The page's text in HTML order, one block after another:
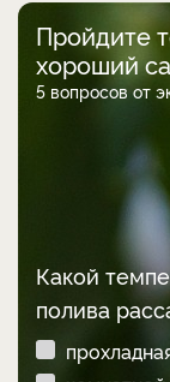
Пройдите
хороший
5 вопросов от
Какой
полива